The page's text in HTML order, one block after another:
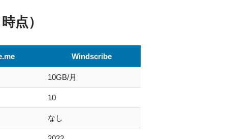
点）
Windscribe
10GB/月
10
なし